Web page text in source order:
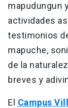
mapudungun
actividades
testimonios
mapuche,
de la
breves y
El Campus